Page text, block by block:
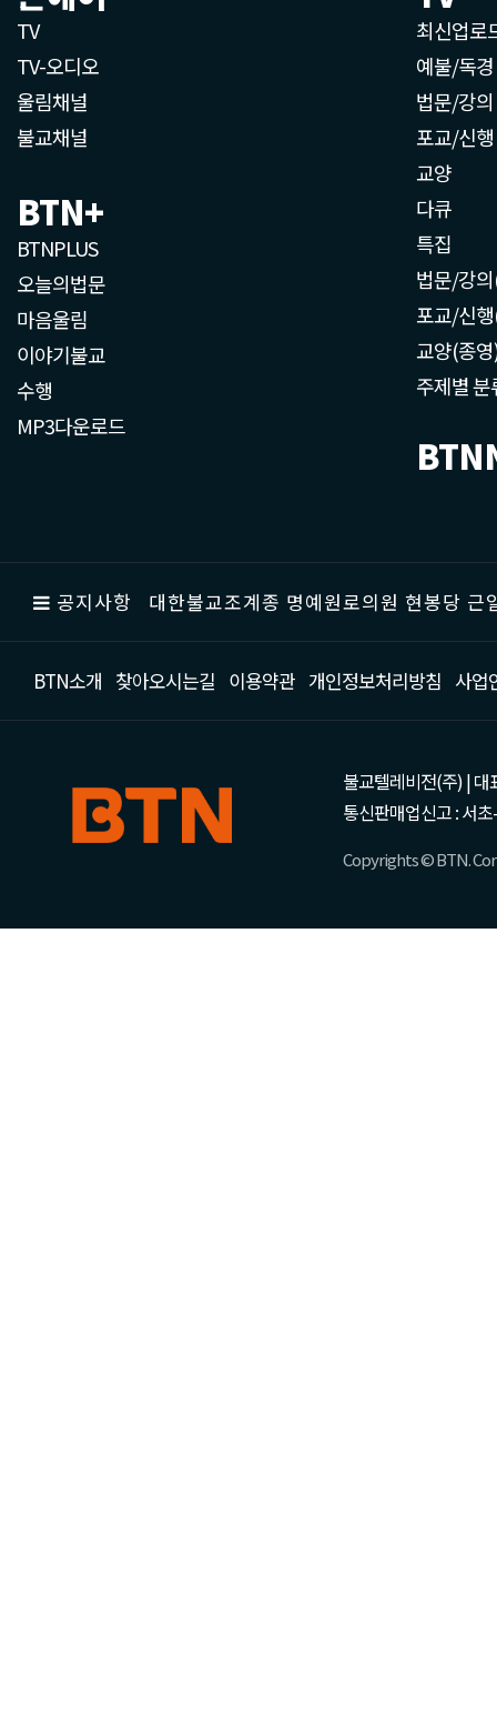
TV
TV-오디오
울림채널
불교채널
BTN+
BTNPLUS
오늘의법문
마음울림
이야기불교
수행
MP3다운로드
최신업로
예불/독경
법문/강의
포교/신행
교양
다큐
특집
법문/강
포교/신
교양(종
주제별 분
공지사항 대한불교조계종 명예원로의원 현봉당
BTN소개 찾아오시는길 이용약관 개인정보처리방침 사업
불교텔레비전(주) | 대
통신판매업신고 : 서
Copyrights © BTN.